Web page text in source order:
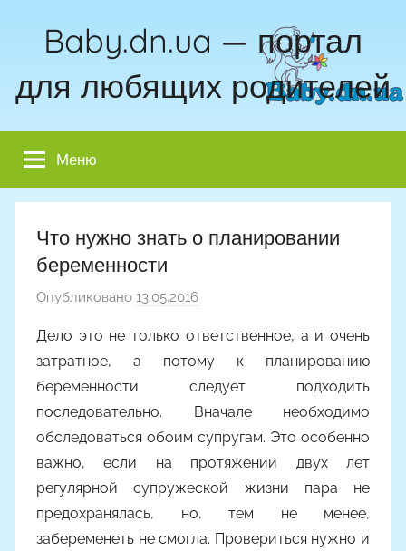
Baby.dn.ua — портал
для любящих родителей
Меню
Что нужно знать о планировании
беременности
Опубликовано 13.05.2016
т
о
р
о
м
Y
a
i
Дело это не только ответственное, а и очень
затратное, а потому к планированию
беременности следует подходить
последовательно. Вначале необходимо
обследоваться обоим супругам. Это особенно
важно, если на протяжении двух лет
регулярной супружеской жизни пара не
предохранялась, но, тем не менее,
забеременеть не смогла. Провериться нужно и